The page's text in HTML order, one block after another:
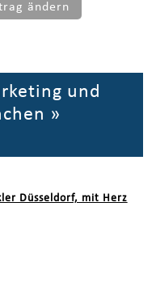
ändern
und
»
Düsseldorf, mit Herz